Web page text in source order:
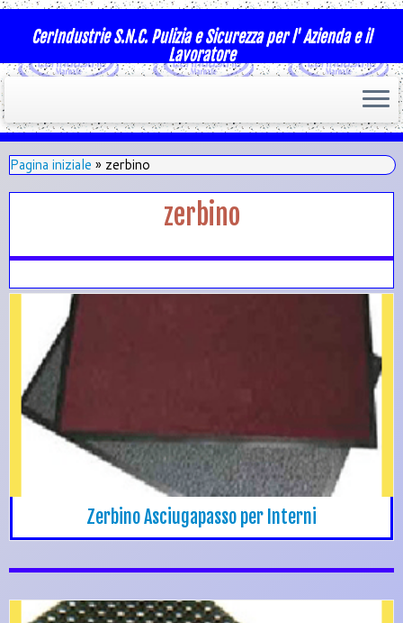
CerIndustrie S.N.C. Pulizia e Sicurezza per l' Azienda e il
Lavoratore
Pagina iniziale » zerbino
zerbino
Zerbino Asciugapasso per Interni